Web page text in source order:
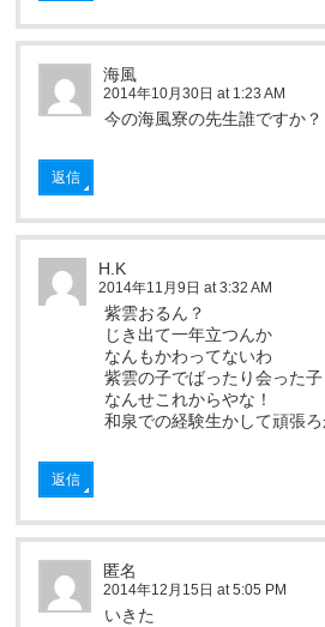
海風
2014年10月30日 at 1:23 AM
今の海風寮の先生誰ですか？
返信
H.K
2014年11月9日 at 3:32 AM
紫雲おるん？
じき出て一年立つんか
なんもかわってないわ
紫雲の子でばったり会った
なんせこれからやな！
和泉での経験生かして頑張
返信
匿名
2014年12月15日 at 5:05 PM
いきた